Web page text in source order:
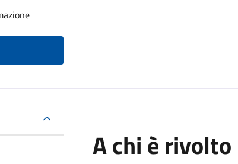
A chi è rivolto